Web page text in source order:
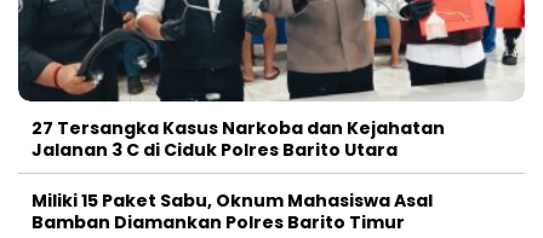
27 Tersangka Kasus Narkoba dan Kejahatan
Jalanan 3 C di Ciduk Polres Barito Utara
Miliki 15 Paket Sabu, Oknum Mahasiswa Asal
Bamban Diamankan Polres Barito Timur